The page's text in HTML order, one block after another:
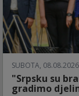
SUBOTA,
"Srpsku su
gradimo